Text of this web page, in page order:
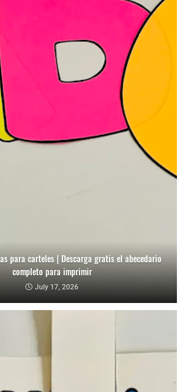
para carteles | Descarga gratis el abecedario
completo para imprimir
July 17, 2026